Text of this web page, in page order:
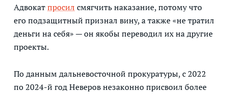
Адвокатпросил смягчить наказание, потому что
его подзащитный признал вину, а также «не тратил
деньги на себя» — он якобы переводил их на другие
проекты.
По данным дальневосточной прокуратуры, с 2022
по 2024-й год Неверов незаконно присвоил более